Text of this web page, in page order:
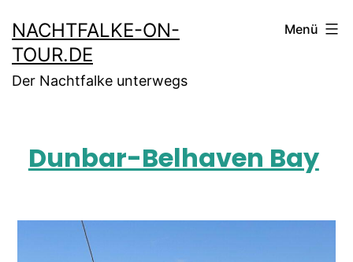
NACHTFALKE-ON-
TOUR.DE
Der Nachtfalke unterwegs
Menü
Dunbar-Belhaven Bay